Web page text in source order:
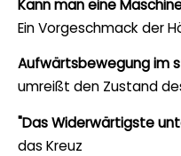
Kann man eine
Ein Vorgeschmack der
Aufwärtsbewegung im
umreißt den Zustand
"Das Widerwärtigste
das Kreuz